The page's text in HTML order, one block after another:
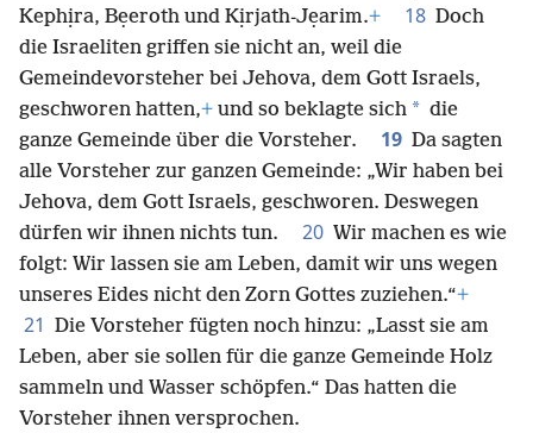
Kephịra, Bẹeroth und Kịrjath-Jẹarim.+ 18 Doch
die Israeliten griffen sie nicht an, weil die
Gemeindevorsteher bei Jehova, dem Gott Israels,
geschworen hatten,+ und so beklagte sich * die
ganze Gemeinde über die Vorsteher.
19 Da sagten
alle Vorsteher zur ganzen Gemeinde: „Wir haben bei
Jehova, dem Gott Israels, geschworen. Deswegen
dürfen wir ihnen nichts tun.
20 Wir machen es wie
folgt: Wir lassen sie am Leben, damit wir uns wegen
unseres Eides nicht den Zorn Gottes zuziehen.“+
21 Die Vorsteher fügten noch hinzu: „Lasst sie am
Leben, aber sie sollen für die ganze Gemeinde Holz
sammeln und Wasser schöpfen.“ Das hatten die
Vorsteher ihnen versprochen.